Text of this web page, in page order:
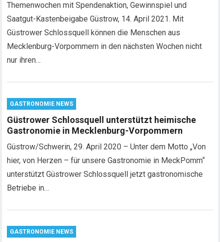
Themenwochen mit Spendenaktion, Gewinnspiel und
Saatgut-Kastenbeigabe Güstrow, 14. April 2021. Mit
Güstrower Schlossquell können die Menschen aus
Mecklenburg-Vorpommern in den nächsten Wochen nicht
nur ihren…
GASTRONOMIE NEWS
Güstrower Schlossquell unterstützt heimische
Gastronomie in Mecklenburg-Vorpommern
Güstrow/Schwerin, 29. April 2020 – Unter dem Motto „Von
hier, von Herzen – für unsere Gastronomie in MeckPomm“
unterstützt Güstrower Schlossquell jetzt gastronomische
Betriebe in…
GASTRONOMIE NEWS